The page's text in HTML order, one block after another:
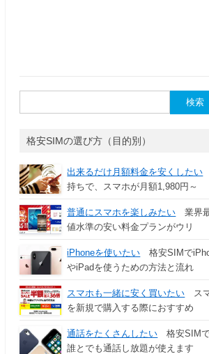
索:
格安SIMの選び方（目的別）
出来るだけ月額料金を安くしたい
持ちで、スマホが月額1,980円～
普通にスマホを楽しみたい 業界
値水準の安い料金プランがウリ
iPhoneを使いたい 格安SIMで
やiPadを使うための方法と流れ
スマホも一緒に安く買いたい ス
を新規で購入する際におすすめ
通話をたくさんしたい 格安SIM
誰とでも通話し放題が使えます